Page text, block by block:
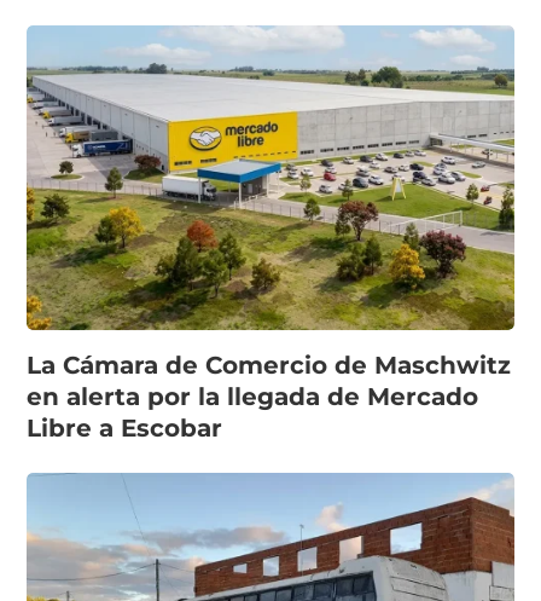
La Cámara de Comercio de Maschwitz
en alerta por la llegada de Mercado
Libre a Escobar